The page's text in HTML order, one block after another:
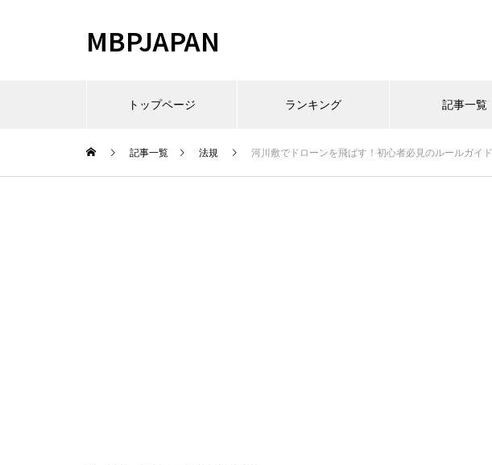
MBPJAPAN
トップページ ランキング 記事一覧
記事一覧 法規 河川敷でドローンを飛ばす！初心者必見のルールガイド